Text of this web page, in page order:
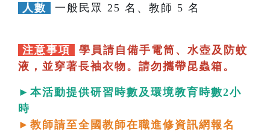
人數
一般民眾 25 名、教師 5 名
注意事項
學員請自備手電筒、水壺及防蚊
液，並穿著長袖衣物。請勿攜帶昆蟲箱。
►本活動提供研習時數及環境教育時數2小
時
►教師請至全國教師在職進修資訊網報名